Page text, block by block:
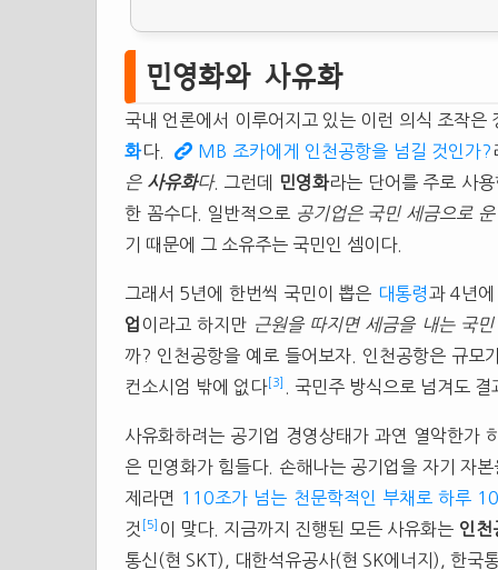
민영화와 사유화
국내 언론에서 이루어지고 있는 이런 의식 조작
화다. MB 조카에게 인천공항을 넘길 것인가?
은 사유화다. 그런데 민영화라는 단어를 주로 사
한 꼼수다. 일반적으로 공기업은 국민 세금으로
기 때문에 그 소유주는 국민인 셈이다.
그래서 5년에 한번씩 국민이 뽑은 대통령과 4년
업 이라고 하지만 근원을 따지면 세금을 내는 국민
까? 인천공항을 예로 들어보자. 인천공항은 규
컨소시엄 밖에 없다 [3] . 국민주 방식으로 넘겨도
사유화하려는 공기업 경영상태가 과연 열악한가
은 민영화가 힘들다. 손해나는 공기업을 자기 자
제라면
110조가 넘는 천문학적인 부채로 하루
것
[5] 이 맞다. 지금까지 진행된 모든 사유화는 인천
통신(현 SKT), 대한석유공사(현 SK에너지), 한국